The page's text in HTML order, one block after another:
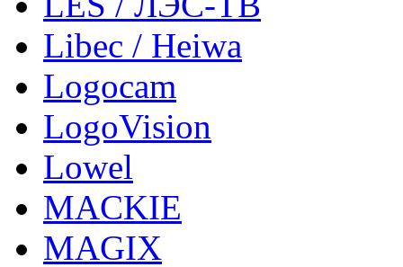
Libec / Heiwa
Logocam
LogoVision
Lowel
MACKIE
MAGIX